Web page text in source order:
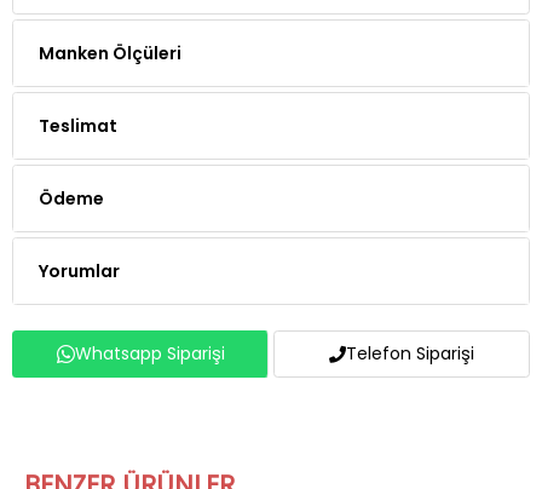
Manken Ölçüleri
Teslimat
Ödeme
Yorumlar